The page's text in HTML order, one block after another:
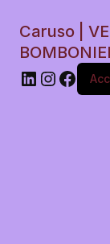
Caruso |